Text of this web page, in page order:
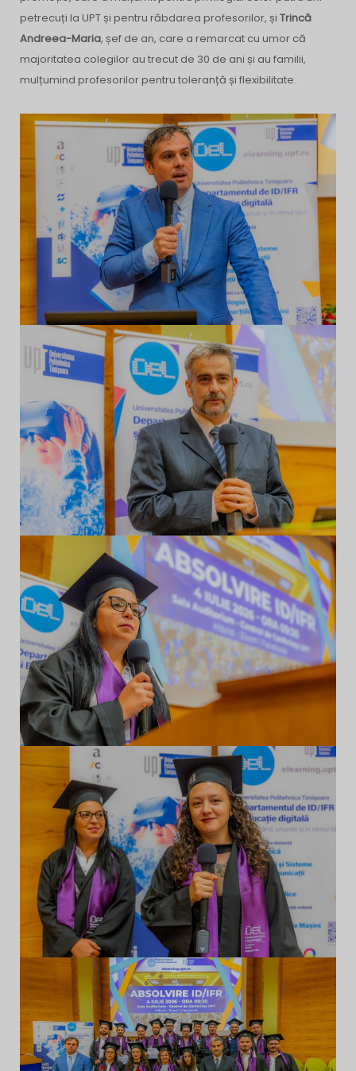
petrecuți la UPT și pentru răbdarea profesorilor, și Trincă
Andreea-Maria, șef de an, care a remarcat cu umor că
majoritatea colegilor au trecut de 30 de ani și au familii,
mulțumind profesorilor pentru toleranță și flexibilitate.